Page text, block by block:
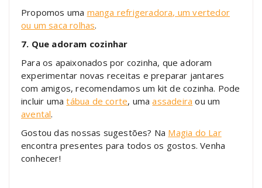
Propomos uma manga refrigeradora, um vertedor
ou um saca rolhas.
7. Que adoram cozinhar
Para os apaixonados por cozinha, que adoram
experimentar novas receitas e preparar jantares
com amigos, recomendamos um kit de cozinha. Pode
incluir umatábua de corte, umaassadeira ou um
avental.
Gostou das nossas sugestões? Na Magia do Lar
encontra presentes para todos os gostos. Venha
conhecer!